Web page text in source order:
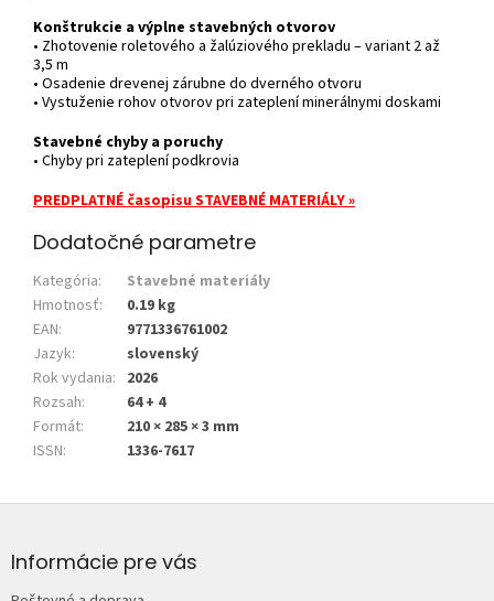
Konštrukcie a výplne stavebných otvorov
• Zhotovenie roletového a žalúziového prekladu – variant 2 až
3,5 m
• Osadenie drevenej zárubne do dverného otvoru
• Vystuženie rohov otvorov pri zateplení minerálnymi doskami
Stavebné chyby a poruchy
• Chyby pri zateplení podkrovia
PREDPLATNÉ časopisu STAVEBNÉ MATERIÁLY »
Dodatočné parametre
Kategória:
Stavebné materiály
Hmotnosť:
0.19 kg
EAN:
9771336761002
Jazyk:
slovenský
Rok vydania: 2026
Rozsah:
64 + 4
Formát:
210 × 285 × 3 mm
ISSN: 1336-7617
pInformácie pre vás